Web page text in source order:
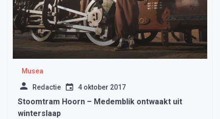
Musea
Redactie 4 oktober 2017
Stoomtram Hoorn – Medemblik ontwaakt uit
winterslaap